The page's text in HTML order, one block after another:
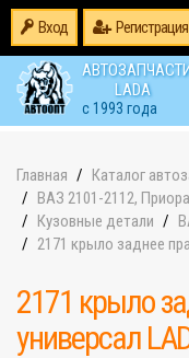
Вход Регистрация
LADA
с 1993 года
Главная
Каталог
ВАЗ 2101-2112,
Кузовные детали
2171 крыло заднее
2171 крыло
универсал